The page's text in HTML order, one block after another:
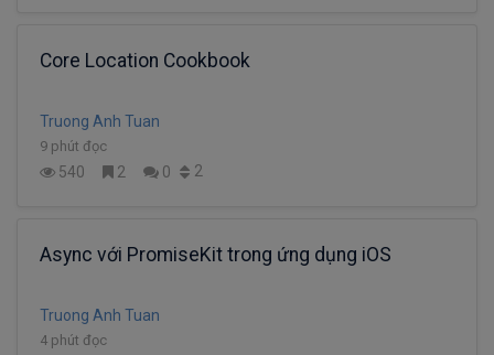
Core Location Cookbook
Truong Anh Tuan
9 phút đọc
540 2 0 2
Async với PromiseKit trong ứng dụng iOS
Truong Anh Tuan
4 phút đọc